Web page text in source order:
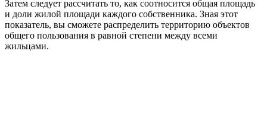
Затем следует рассчитать то, как соотносится общая площадь
и доли жилой площади каждого собственника. Зная этот
показатель, вы сможете распределить территорию объектов
общего пользования в равной степени между всеми
жильцами.